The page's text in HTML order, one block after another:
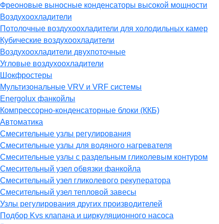
Фреоновые выносные конденсаторы высокой мощности
Воздухоохладители
Потолочные воздухоохладители для холодильных камер
Кубические воздухоохладители
Воздухоохладители двухпоточные
Угловые воздухоохладители
Шокфростеры
Мультизональные VRV и VRF системы
Energolux фанкойлы
Компрессорно-конденсаторные блоки (ККБ)
Автоматика
Смесительные узлы регулирования
Смесительные узлы для водяного нагревателя
Смесительные узлы с раздельным гликолевым контуром
Смесительный узел обвязки фанкойла
Смесительный узел гликолевого рекуператора
Смесительный узел тепловой завесы
Узлы регулирования других производителей
Подбор Kvs клапана и циркуляционного насоса